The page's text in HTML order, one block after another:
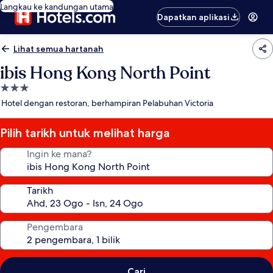
Langkau ke kandungan utama
Dapatkan aplikasi
Lihat semua hartanah
ibis Hong Kong North Point
Hartanah
3.0
Hotel dengan restoran, berhampiran Pelabuhan Victoria
Pilih tarikh untuk melihat harga
Ingin ke mana?
Tarikh
Pengembara